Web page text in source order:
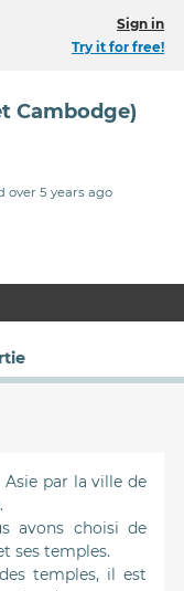
Sign in
Try it for free!
Cambodge)
over 5 years ago
par la ville de
avons choisi de
ses temples.
temples, il est